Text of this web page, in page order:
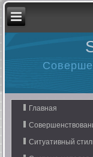
Главная
Ситуативный